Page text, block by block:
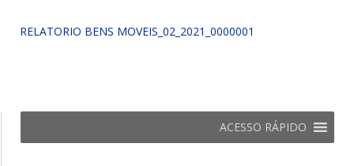
RELATORIO BENS MOVEIS_02_2021_0000001
ACESSO RÁPIDO